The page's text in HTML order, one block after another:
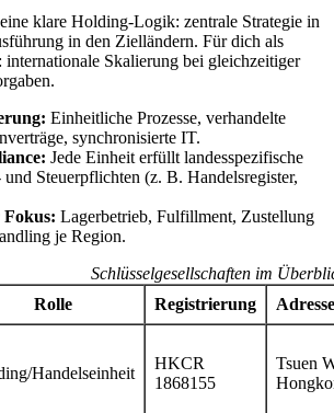
klare Holding-Logik: zentrale Strategie in
in den Zielländern. Für dich als
internationale Skalierung bei gleichzeitiger
Einheitliche Prozesse, verhandelte
synchronisierte IT.
Jede Einheit erfüllt landesspezifische
und Steuerpflichten (z. B. Handelsregister,
Lagerbetrieb, Fulfillment, Zustellung
je Region.
Schlüsselgesellschaften im
Rolle Registrierung
Handelseinheit
HKCR
1868155
Tsuen